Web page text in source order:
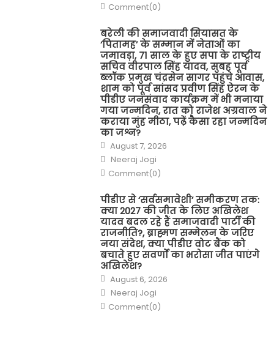
Comment(0)
बरेली की समाजवादी सियासत के
‘पितामह’ के सम्मान में नेताओं का
जमावड़ा, 71 साल के हुए सपा के राष्ट्रीय
सचिव वीरपाल सिंह यादव, सुबह पूर्व
ब्लॉक प्रमुख चंद्रसेन सागर पहुंचे आवास,
शाम को पूर्व सांसद प्रवीण सिंह ऐरन के
पीडीए जनसंवाद कार्यक्रम में भी मनाया
गया जन्मदिन, रात को राजेश अग्रवाल ने
कराया मुंह मीठा, पढ़ें कैसा रहा जन्मदिन
का जश्न?
Posted
on
August 7, 2026
Author
Neeraj Jogi
Comment(0)
पीडीए से ‘सर्वसमावेशी’ समीकरण तक:
क्या 2027 की जीत के लिए अखिलेश
यादव बदल रहे हैं समाजवादी पार्टी की
राजनीति?, ब्राह्मण सम्मेलन के जरिए
नया संदेश, क्या पीडीए वोट बैंक को
बचाते हुए सवर्णों का भरोसा जीत पाएंगे
अखिलेश?
Posted
on
August 6, 2026
Author
Neeraj Jogi
Comment(0)